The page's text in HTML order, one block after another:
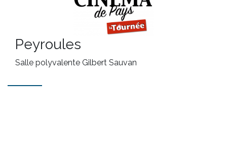
Peyroules
Salle polyvalente Gilbert Sauvan